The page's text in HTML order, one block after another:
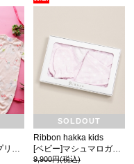
SOLDOUT
Ribbon hakka kids
[ベビー]マシュマロガーゼクラウンドット3点セット(ギフトボックス入り)
9,900円(税込)